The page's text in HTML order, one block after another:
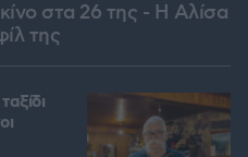
στα 26 της - Η Αλίσα
της